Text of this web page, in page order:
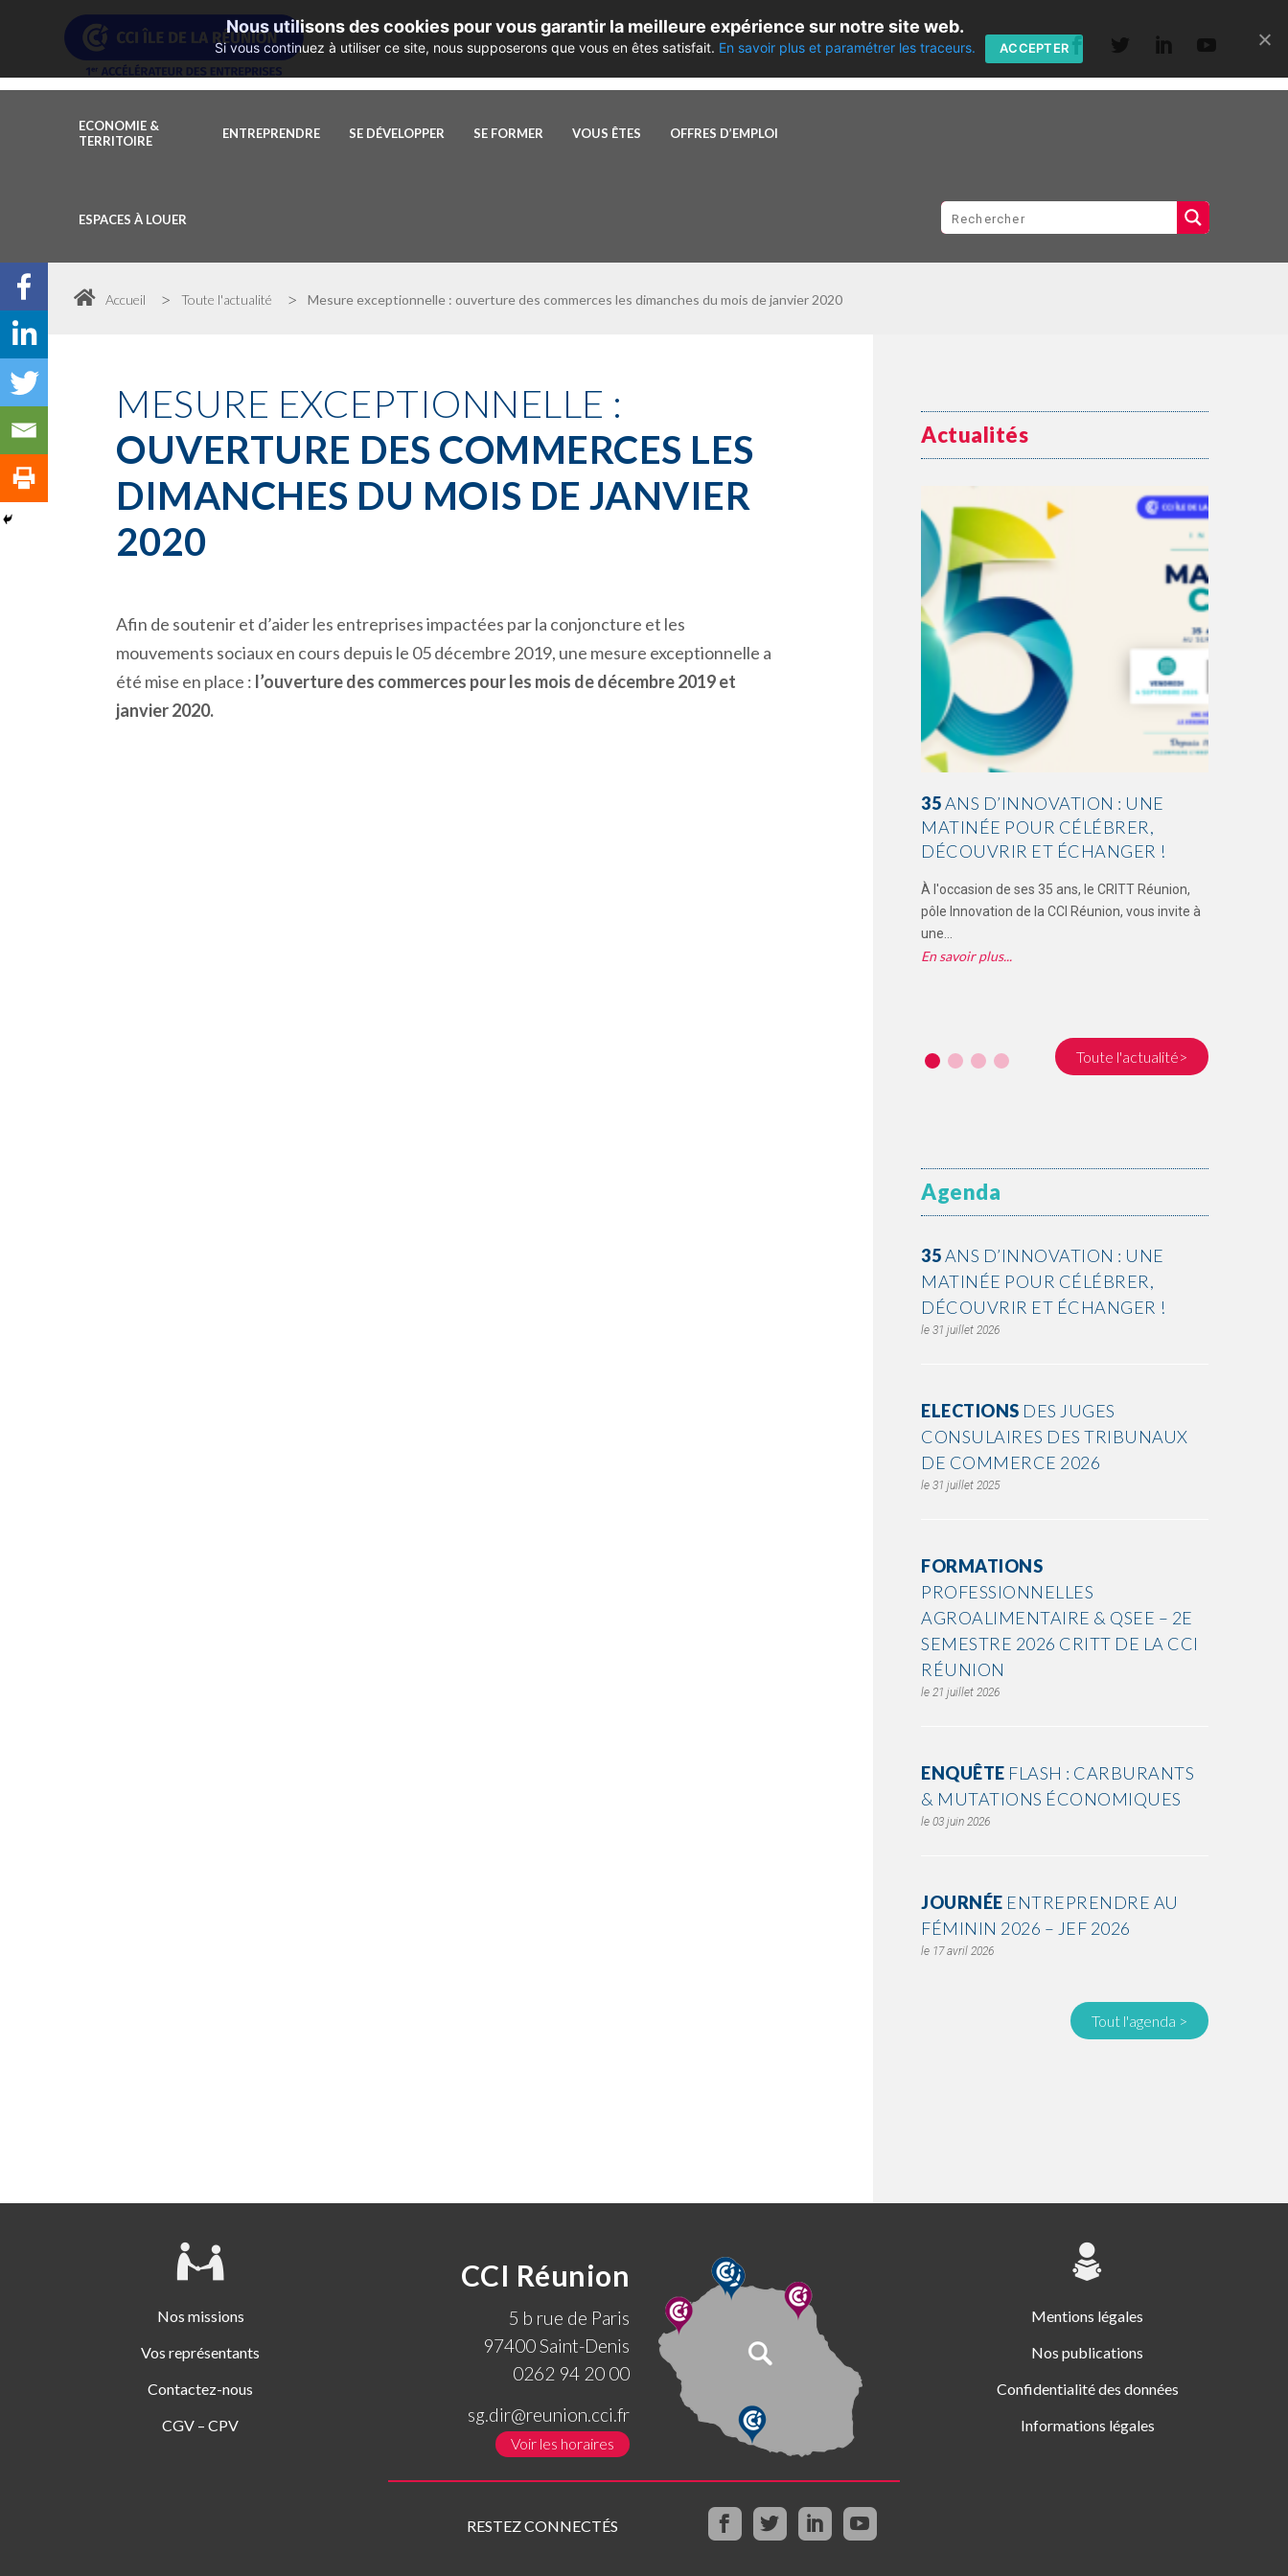
ECONOMIE &
TERRITOIRE
ENTREPRENDRE SE DÉVELOPPER SE FORMER VOUS ÊTES OFFRES D’EMPLOI
ESPACES À LOUER
Accueil > Toute l'actualité > Mesure exceptionnelle : ouverture des commerces les dimanches du mois de janvier 2020
MESURE EXCEPTIONNELLE :
OUVERTURE DES COMMERCES LES
DIMANCHES DU MOIS DE JANVIER
2020
Afin de soutenir et d’aider les entreprises impactées par la conjoncture et les
mouvements sociaux en cours depuis le 05 décembre 2019, une mesure exceptionnelle a
été mise en place : l’ouverture des commerces pour les mois de décembre 2019 et
janvier 2020.
Actualités
À l'occasion de ses 35 ans, le CRITT Réunion,
pôle Innovation de la CCI Réunion, vous invite à
COMMUNIQUÉDE PRESSE
LODEOM & RAFIP – 31/07/2026
Réunion salue un signal positif pour les...
En savoir plus
Toute l'actualité>
Agenda
35ANS D’INNOVATION : UNE
MATINÉE POUR CÉLÉBRER,
DÉCOUVRIR ET ÉCHANGER !
31 juillet 2026
ELECTIONS DES JUGES
CONSULAIRES DES TRIBUNAUX
DE COMMERCE 2026
31 juillet 2025
FORMATIONS
PROFESSIONNELLES
AGROALIMENTAIRE & QSEE – 2E
SEMESTRE 2026 CRITT DE LA CCI
RÉUNION
21 juillet 2026
ENQUÊTE FLASH : CARBURANTS
& MUTATIONS ÉCONOMIQUES
03 juin 2026
JOURNÉE ENTREPRENDRE AU
FÉMININ 2026 – JEF 2026
17 avril 2026
Tout l'agenda >
Nos missions
Vos représentants
Contactez-nous
CGV – CPV
CCI Réunion
5 b rue de Paris
97400 Saint-Denis
0262 94 20 00
sg.dir@reunion.cci.fr
Voir les horaires
RESTEZ CONNECTÉS
Mentions légales
Nos publications
Confidentialité des données
Informations légales
Nous utilisons des cookies pour vous garantir la meilleure expérience sur notre site web.
Si vous continuez à utiliser ce site, nous supposerons que vous en êtes satisfait. En savoir plus et paramétrer les traceurs. ACCEPTER